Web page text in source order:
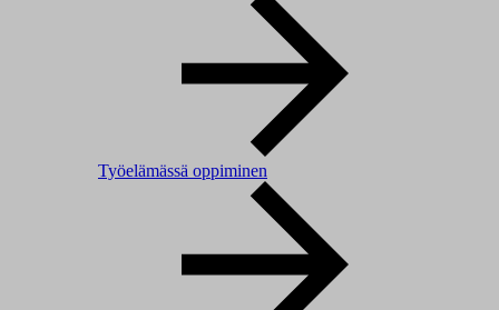
Työelämässä oppiminen